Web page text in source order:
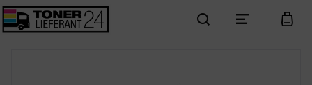
search menu cart